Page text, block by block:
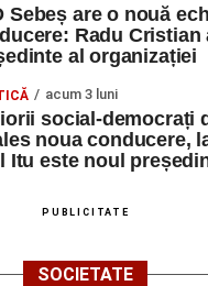
Sebeș are o nouă
Radu Cristian
al organizației
acum 3 luni
social-democrați
noua conducere,
Itu este noul
PUBLICITATE
SOCIETATE